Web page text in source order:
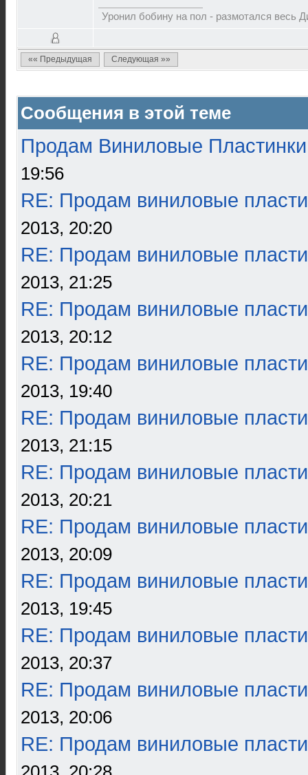
Уронил бобину на пол - размотался весь
«« Предыдущая Следующая »»
Сообщения в этой теме
Продам Виниловые Пластинки
19:56
RE: Продам виниловые
2013, 20:20
RE: Продам виниловые
2013, 21:25
RE: Продам виниловые
2013, 20:12
RE: Продам виниловые
2013, 19:40
RE: Продам виниловые
2013, 21:15
RE: Продам виниловые
2013, 20:21
RE: Продам виниловые
2013, 20:09
RE: Продам виниловые
2013, 19:45
RE: Продам виниловые
2013, 20:37
RE: Продам виниловые
2013, 20:06
RE: Продам виниловые